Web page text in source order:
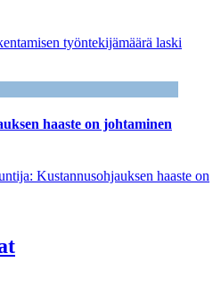
työntekijämäärä laski
haaste on johtaminen
Kustannusohjauksen haaste on